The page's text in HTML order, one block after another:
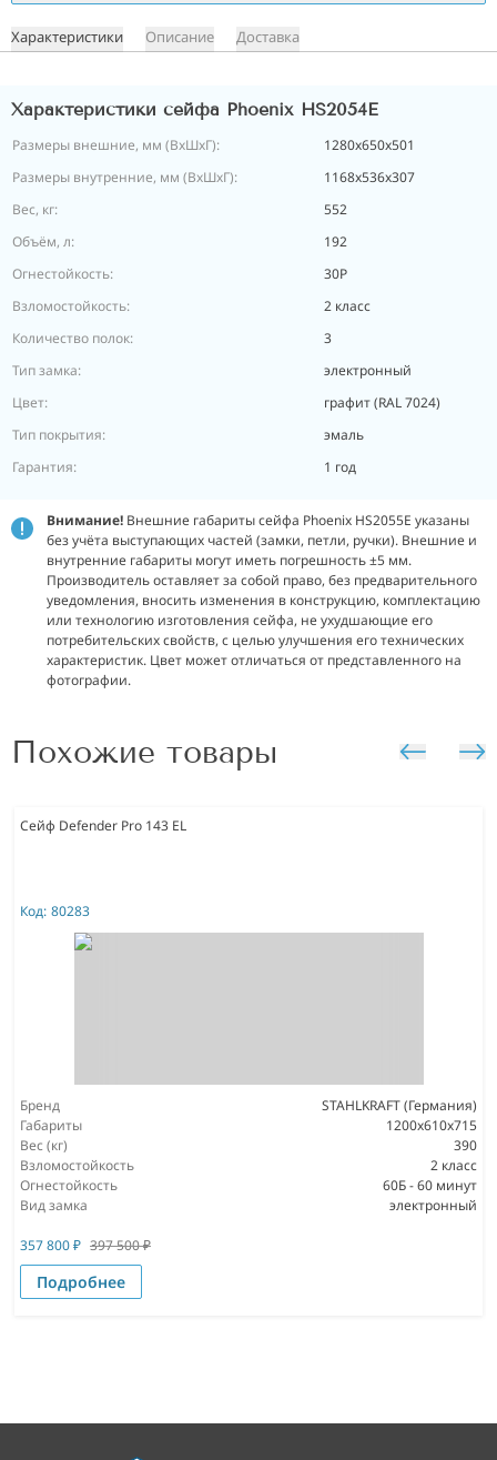
Характеристики Описание Доставка
Характеристики сейфа Phoenix HS2054E
Размеры внешние, мм (ВхШхГ):
1280x650x501
Размеры внутренние, мм (ВхШхГ):
1168x536x307
Вес, кг:
552
Объём, л:
192
Огнестойкость:
30P
Взломостойкость:
2 класс
Количество полок:
3
Тип замка:
электронный
Цвет:
графит (RAL 7024)
Тип покрытия:
эмаль
Гарантия:
1 год
Внимание! Внешние габариты сейфа Phoenix HS2055E указаны
без учёта выступающих частей (замки, петли, ручки). Внешние и
внутренние габариты могут иметь погрешность ±5 мм.
Производитель оставляет за собой право, без предварительного
уведомления, вносить изменения в конструкцию, комплектацию
или технологию изготовления сейфа, не ухудшающие его
потребительских свойств, с целью улучшения его технических
характеристик. Цвет может отличаться от представленного на
фотографии.
Похожие товары
Сейф Defender Pro 143 EL
Код: 80283
Бренд
STAHLKRAFT (Германия)
Габариты
1200x610x715
Вес (кг)
390
Взломостойкость
2 класс
Огнестойкость
60Б - 60 минут
Вид замка
электронный
357 800₽ 397 500₽
Подробнее